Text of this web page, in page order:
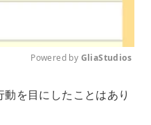
u
Powered by GliaStudios
を目にしたことはあり